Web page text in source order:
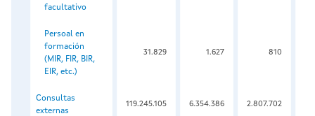
facultativo
Persoal en
formación
(MIR, FIR, BIR,
EIR, etc.)
31.829 1.627 810
Consultas
externas
119.245.105 6.354.386 2.807.702